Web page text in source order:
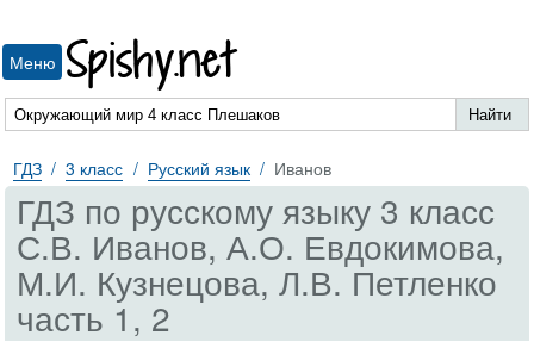
Меню Spishy.net
ГДЗ 3 класс Русский язык Иванов
ГДЗ по русскому языку 3 класс
С.В. Иванов, А.О. Евдокимова,
М.И. Кузнецова, Л.В. Петленко
часть 1, 2